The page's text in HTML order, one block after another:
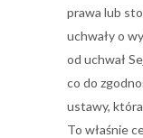
prawa lub
uchwały o
od uchwał
co do
ustawy,
To właśnie